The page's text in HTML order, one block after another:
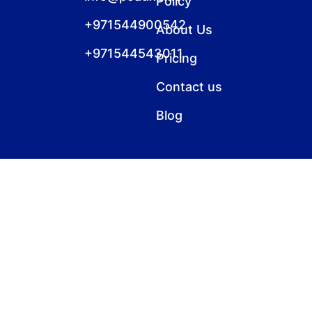
+971544900542
+971544543011
About Us
Pricing
Contact us
Blog